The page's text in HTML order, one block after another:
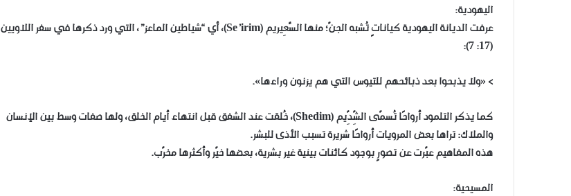
اليهودية:
عرفت الديانة اليهودية كياناتٍ تُشبه الجنّ؛ منها السَّعِيريم (Se’irim)، أي “شياطين الماعز”، التي ورد ذكرها في سفر اللاويين
(17: 7):
> «ولا يذبحوا بعد ذبائحهم للتيوس التي هم يزنون وراءها».
كما يذكر التلمود أرواحًا تُسمّى الشِّدِّيم (Shedim)، خُلقت عند الشفق قبل انتهاء أيام الخلق، ولها صفات وسط بين الإنسان
والملاك: تراها بعض المرويات أرواحًا شريرة تسبب الأذى للبشر.
هذه المفاهيم عبّرت عن تصورٍ بوجود كائنات بينية غير بشرية، بعضها خيّر وأكثرها مخرّب.
المسيحية: